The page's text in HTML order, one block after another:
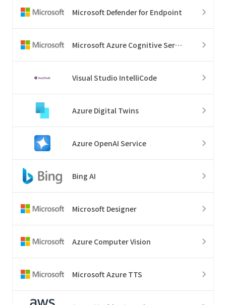
Microsoft Defender for Endpoint
Microsoft Azure Cognitive Services
Visual Studio IntelliCode
Azure Digital Twins
Azure OpenAI Service
Bing AI
Microsoft Designer
Azure Computer Vision
Microsoft Azure TTS